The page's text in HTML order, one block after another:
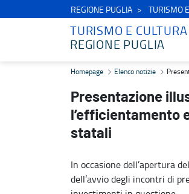
REGIONE PUGLIA TURISMO
TURISMO E CULTURA
REGIONE PUGLIA
Presentazione illustrativa Avviso selezione
Homepage Elenco notizie
Presentazione
l’efficientamento
statali
In occasione dell’apertura
dell’avvio degli incontri di